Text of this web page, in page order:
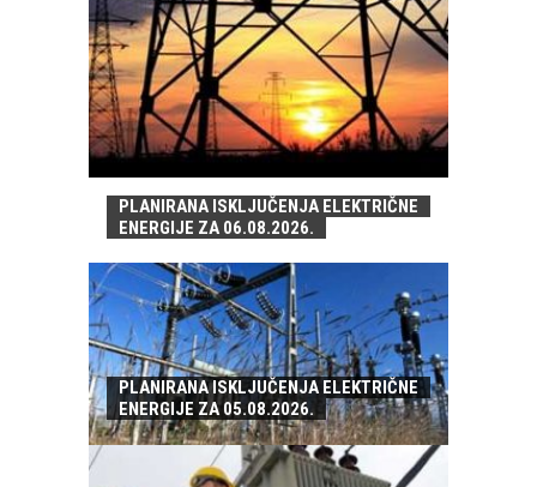
PLANIRANA ISKLJUČENJA ELEKTRIČNE
ENERGIJE ZA 06.08.2026.
PLANIRANA ISKLJUČENJA ELEKTRIČNE
ENERGIJE ZA 05.08.2026.